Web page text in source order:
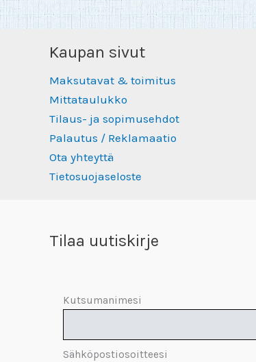
Kaupan sivut
Maksutavat & toimitus
Mittataulukko
Tilaus- ja sopimusehdot
Palautus / Reklamaatio
Ota yhteyttä
Tietosuojaseloste
Tilaa uutiskirje
Kutsumanimesi
Sähköpostiosoitteesi